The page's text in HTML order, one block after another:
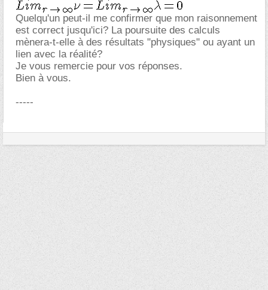
Quelqu'un peut-il me confirmer que mon raisonnement
est correct jusqu'ici? La poursuite des calculs
mènera-t-elle à des résultats "physiques" ou ayant un
lien avec la réalité?
Je vous remercie pour vos réponses.
Bien à vous.
-----